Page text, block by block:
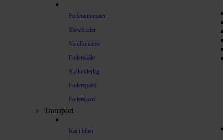
Foderautomater
Slowfeeder
Vandfontæne
Foderskåle
Skålunderlag
Foderspand
Foderskovl
Transport
Kat i bilen